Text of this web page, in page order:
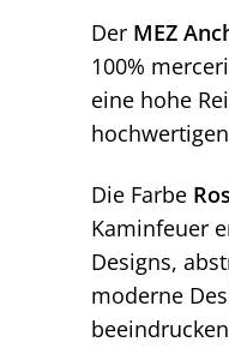
Der MEZ
100%
eine hohe
Die Farbe
Kaminfeuer
Designs,
moderne